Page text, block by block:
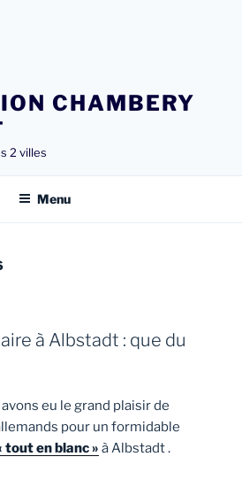
CHAMBERY
2 villes
Menu
à Albstadt : que du
eu le grand plaisir de
pour un formidable
tout en blanc » à Albstadt .